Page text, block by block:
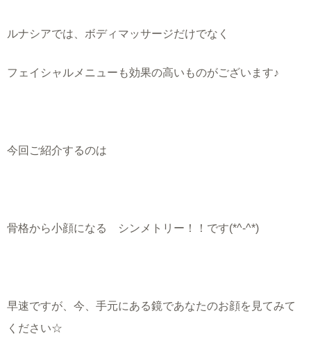
ルナシアでは、ボディマッサージだけでなく
フェイシャルメニューも効果の高いものがございます♪
今回ご紹介するのは
骨格から小顔になる シンメトリー！！です(*^-^*)
早速ですが、今、手元にある鏡であなたのお顔を見てみて
ください☆